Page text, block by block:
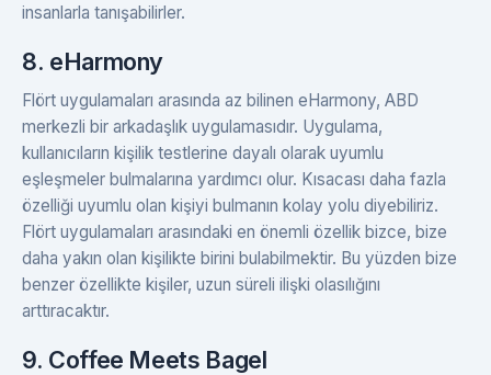
insanlarla tanışabilirler.
8. eHarmony
Flört uygulamaları arasında az bilinen eHarmony, ABD
merkezli bir arkadaşlık uygulamasıdır. Uygulama,
kullanıcıların kişilik testlerine dayalı olarak uyumlu
eşleşmeler bulmalarına yardımcı olur. Kısacası daha fazla
özelliği uyumlu olan kişiyi bulmanın kolay yolu diyebiliriz.
Flört uygulamaları arasındaki en önemli özellik bizce, bize
daha yakın olan kişilikte birini bulabilmektir. Bu yüzden bize
benzer özellikte kişiler, uzun süreli ilişki olasılığını
arttıracaktır.
9. Coffee Meets Bagel